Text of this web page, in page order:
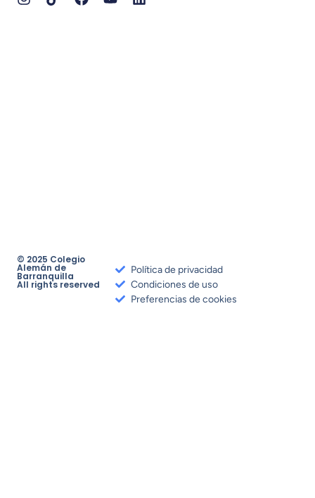
© 2025 Colegio
Alemán de
Barranquilla
All rights reserved
Política de privacidad
Condiciones de uso
Preferencias de cookies